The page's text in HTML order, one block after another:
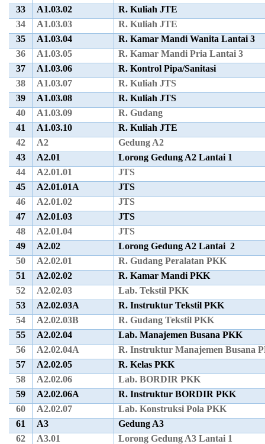
33
A1.03.02
R. Kuliah JTE
34
A1.03.03
R. Kuliah JTE
35
A1.03.04
R. Kamar Mandi Wanita Lantai 3
36
A1.03.05
R. Kamar Mandi Pria Lantai 3
37
A1.03.06
R. Kontrol Pipa/Sanitasi
38
A1.03.07
R. Kuliah JTS
39
A1.03.08
R. Kuliah JTS
40
A1.03.09
R. Gudang
41
A1.03.10
R. Kuliah JTE
42
A2
Gedung A2
43
A2.01
Lorong Gedung A2 Lantai 1
44
A2.01.01
JTS
45
A2.01.01A
JTS
46
A2.01.02
JTS
47
A2.01.03
JTS
48
A2.01.04
JTS
49
A2.02
Lorong Gedung A2 Lantai 2
50
A2.02.01
R. Gudang Peralatan PKK
51
A2.02.02
R. Kamar Mandi PKK
52
A2.02.03
Lab. Tekstil PKK
53
A2.02.03A
R. Instruktur Tekstil PKK
54
A2.02.03B
R. Gudang Tekstil PKK
55
A2.02.04
Lab. Manajemen Busana PKK
56
A2.02.04A
R. Instruktur Manajemen Busana
57
A2.02.05
R. Kelas PKK
58
A2.02.06
Lab. BORDIR PKK
59
A2.02.06A
R. Instruktur BORDIR PKK
60
A2.02.07
Lab. Konstruksi Pola PKK
61
A3
Gedung A3
62
A3.01
Lorong Gedung A3 Lantai 1